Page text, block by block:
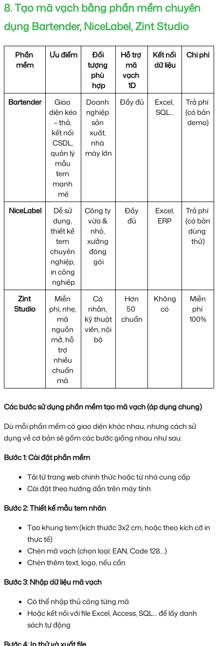
8. Tạo mã vạch bằng phần mềm chuyên
dụng Bartender, NiceLabel, Zint Studio
Phần
mềm
Ưu điểm
Đối
tượng
phù
hợp
Hỗ trợ
mã
vạch
1D
Kết nối
dữ liệu
Chi phí
Bartender
Giao
diện kéo
– thả,
kết nối
CSDL,
quản lý
mẫu
tem
mạnh
mẽ
Doanh
nghiệp
sản
xuất,
nhà
máy lớn
Đầy đủ
Excel,
SQL…
Trả phí
(có bản
demo)
NiceLabel
Dễ sử
dụng,
thiết kế
tem
chuyên
nghiệp,
in công
nghiệp
Công ty
vừa &
nhỏ,
xưởng
đóng
gói
đủ
ERP
Trả phí
(có bản
dùng
thử)
Zint
Studio
Miễn
phí, nhẹ,
mã
nguồn
mở, hỗ
trợ
nhiều
chuẩn
mã
Cá
nhân,
kỹ thuật
viên, nội
bộ
50
chuẩn
có
phí
100%
Các bước sử dụng phần mềm tạo mã vạch (áp dụng chung)
Dù mỗi phần mềm có giao diện khác nhau, nhưng cách sử
dụng về cơ bản sẽ gồm các bước giống nhau như sau:
Bước 1: Cài đặt phần mềm
Tải từ trang web chính thức hoặc từ nhà cung cấp
Cài đặt theo hướng dẫn trên máy tính
Bước 2: Thiết kế mẫu tem nhãn
Tạo khung tem (kích thước 3x2 cm, hoặc theo kích cỡ in
thực tế)
Chèn mã vạch (chọn loại: EAN, Code 128...)
Chèn thêm text, logo, nếu cần
Bước 3: Nhập dữ liệu mã vạch
Có thể nhập thủ công từng mã
Hoặc kết nối với file Excel, Access, SQL… để lấy danh
sách tự động